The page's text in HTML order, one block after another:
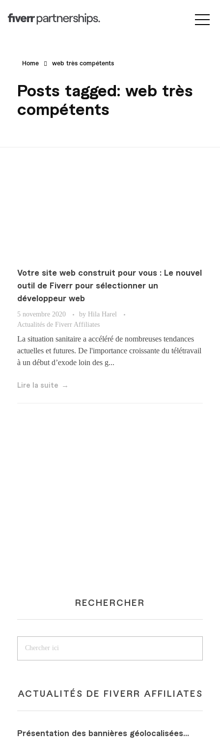
Home web très compétents
Posts tagged: web très
compétents
Votre site web construit pour vous : Le nouvel
outil de Fiverr pour sélectionner un
développeur web
5 novembre 2020
by Hila Harel
Actualités de Fiverr Affiliates
La situation sanitaire a accéléré de nombreuses tendances
actuelles et futures. De l'importance croissante du télétravail
à un début d’exode loin des g...
Lire la suite
RECHERCHER
ACTUALITÉS DE FIVERR AFFILIATES
Présentation des bannières géolocalisées...